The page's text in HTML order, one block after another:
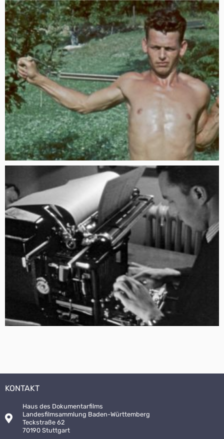
KONTAKT
Haus des Dokumentarfilms
Landesfilmsammlung Baden-Württemberg
Teckstraße 62
70190 Stuttgart